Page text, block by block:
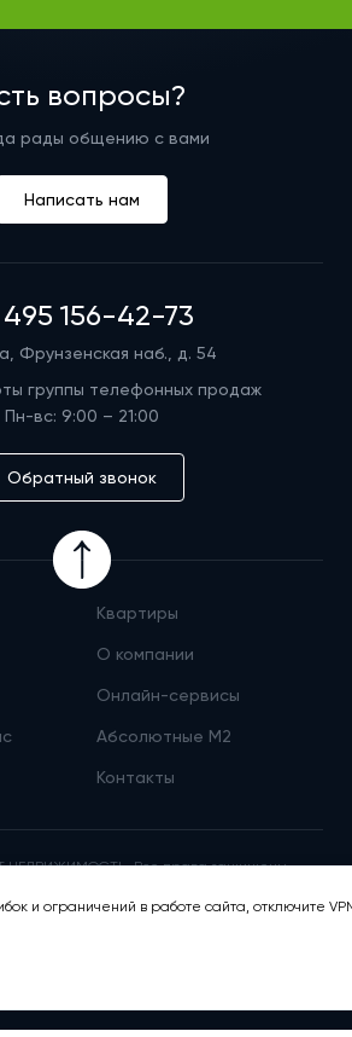
вопросы?
рады общению с вами
Написать нам
495 156-42-73
Фрунзенская наб., д. 54
группы телефонных продаж
Пн-вс: 9:00 – 21:00
Обратный звонок
Квартиры
О компании
Онлайн-сервисы
Абсолютные М2
Контакты
НЕДВИЖИМОСТЬ. Все права защищены.
характер и ни при каких условиях
кодекса РФ.
и ограничений в работе сайта, отключите